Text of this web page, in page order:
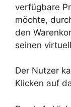
verfügbare
möchte,
den
seinen
Der Nutzer
Klicken auf